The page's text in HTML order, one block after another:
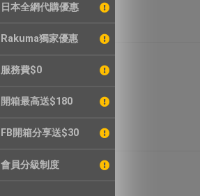
日本全網代購優惠
Rakuma獨家優惠
服務費$0
開箱最高送$180
FB開箱分享送$30
會員分級制度